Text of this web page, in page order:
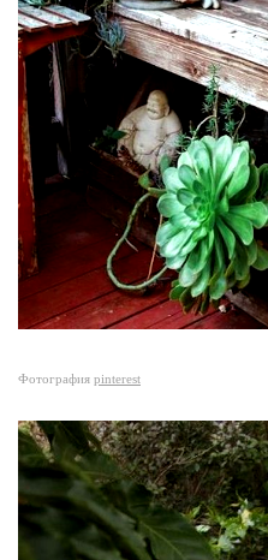
Фотография pinterest